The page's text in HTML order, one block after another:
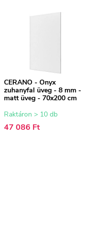
CERANO - Onyx
zuhanyfal üveg - 8 mm -
matt üveg - 70x200 cm
Raktáron > 10 db
47 086 Ft